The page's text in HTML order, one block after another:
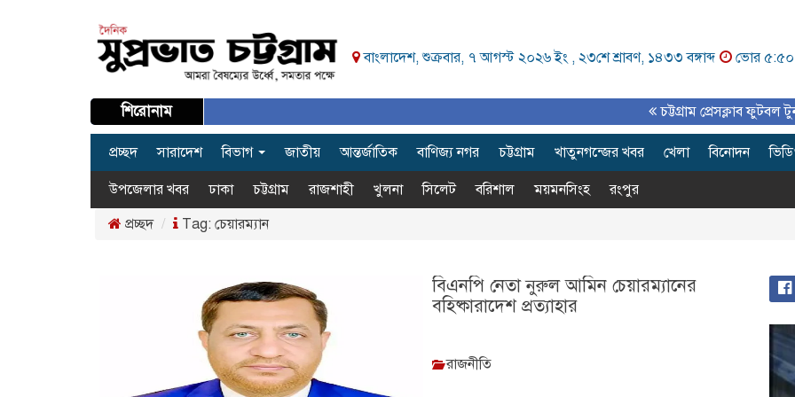
বাংলাদেশ, শুক্রবার, ৭ আগস্ট ২০২৬ ইং , ২৩শে শ্রাবণ, ১৪৩৩ বঙ্গাব্দ ভোর ৫:৫০
শিরোনাম চট্টগ্রাম প্রেসক্লাব ফুটবল
প্রচ্ছদ সারাদেশ বিভাগ জাতীয় আন্তর্জাতিক বাণিজ্য নগর চট্টগ্রাম খাতুনগন্জের খবর খেলা বিনোদন
উপজেলার খবর ঢাকা চট্টগ্রাম রাজশাহী খুলনা সিলেট বরিশাল ময়মনসিংহ
রংপুর
প্রচ্ছদ
Tag: চেয়ারম্যান
বিএনপি নেতা নুরুল আমিন চেয়ারম্যানের
বহিষ্কারাদেশ প্রত্যাহার
রাজনীতি